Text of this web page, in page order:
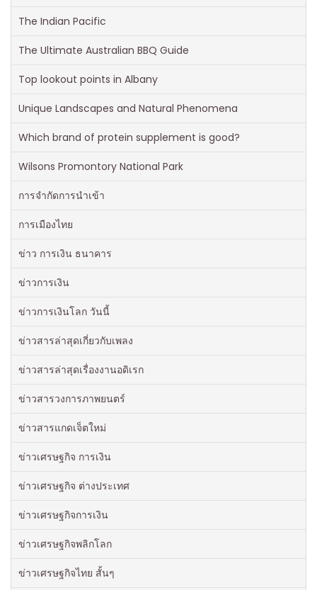
The Indian Pacific
The Ultimate Australian BBQ Guide
Top lookout points in Albany
Unique Landscapes and Natural Phenomena
Which brand of protein supplement is good?
Wilsons Promontory National Park
การจำกัดการนำเข้า
การเมืองไทย
ข่าว การเงิน ธนาคาร
ข่าวการเงิน
ข่าวการเงินโลก วันนี้
ข่าวสารล่าสุดเกี่ยวกับเพลง
ข่าวสารล่าสุดเรื่องงานอดิเรก
ข่าวสารวงการภาพยนตร์
ข่าวสารแกดเจ็ตใหม่
ข่าวเศรษฐกิจ การเงิน
ข่าวเศรษฐกิจ ต่างประเทศ
ข่าวเศรษฐกิจการเงิน
ข่าวเศรษฐกิจพลิกโลก
ข่าวเศรษฐกิจไทย สั้นๆ